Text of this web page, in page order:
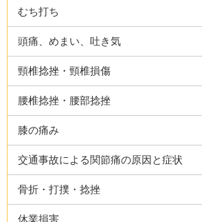
むち打ち
頭痛、めまい、吐き気
頸椎捻挫・頸椎損傷
腰椎捻挫・腰部捻挫
膝の痛み
交通事故による関節痛の原因と症状
骨折・打撲・捻挫
休業損害